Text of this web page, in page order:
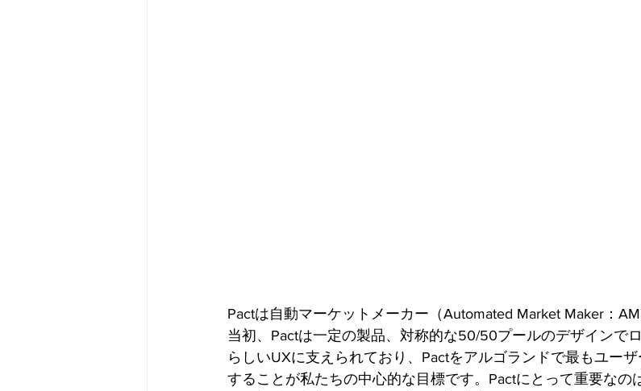
Pactは自動マーケットメーカー（Automated Market Maker：
当初、Pactは一定の製品、対称的な50/50プールのデザインで
らしいUXに支えられており、Pactをアルゴランドで最もユー
することが私たちの中心的な目標です。Pactにとって重要なの